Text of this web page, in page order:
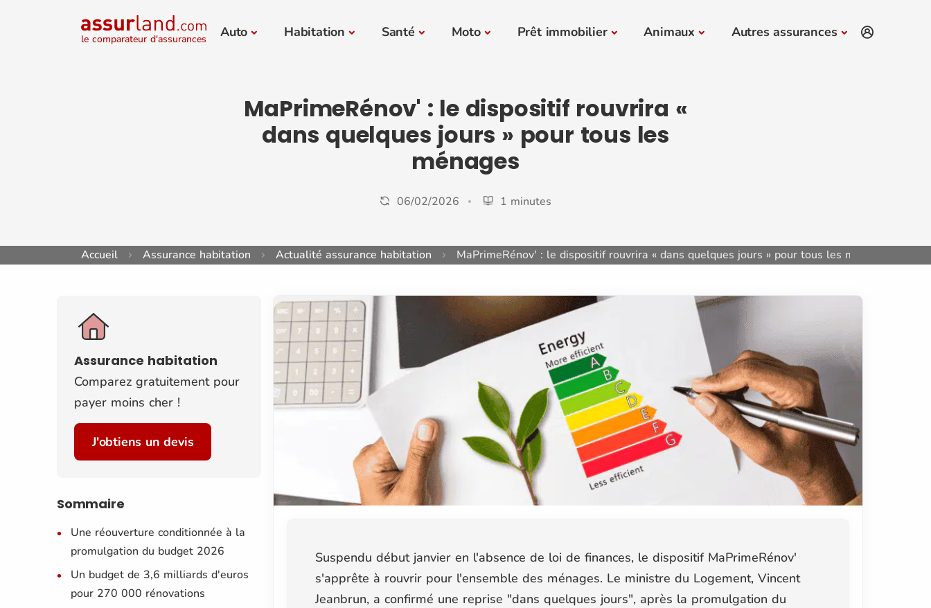
le comparateur d'assurances Auto Habitation Santé Moto Prêt immobilier Animaux Autres assurances
MaPrimeRénov' : le dispositif rouvrira «
dans quelques jours » pour tous les
ménages
06/02/2026 1 minutes
Accueil Assurance habitation Actualité assurance habitation MaPrimeRénov' : le dispositif rouvrira « dans quelques jours » pour tous les ménages
Suspendu début janvier en l'absence de loi de finances, le dispositif MaPrimeRénov'
s'apprête à rouvrir pour l'ensemble des ménages. Le ministre du Logement, Vincent
Jeanbrun, a confirmé une reprise "dans quelques jours", après la promulgation du
Assurance habitation
Comparez gratuitement pour
payer moins cher !
J'obtiens un devis
Sommaire
Une réouverture conditionnée à la
promulgation du budget 2026
Un budget de 3,6 milliards d'euros
pour 270 000 rénovations